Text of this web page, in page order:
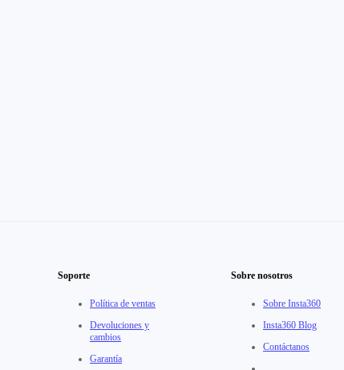
Soporte
Política de ventas
Devoluciones y
cambios
Garantía
Sobre nosotros
Sobre Insta360
Insta360 Blog
Contáctanos